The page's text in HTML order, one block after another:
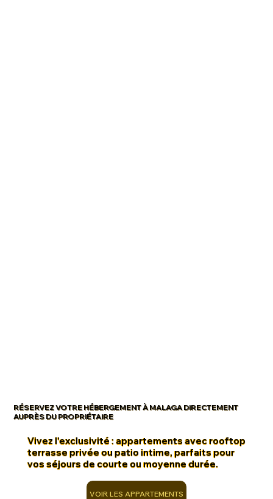
RÉSERVEZ VOTRE HÉBERGEMENT À MALAGA DIRECTEMENT
AUPRÈS DU PROPRIÉTAIRE
Vivez l'exclusivité : appartements avec rooftop
terrasse privée ou patio intime, parfaits pour
vos séjours de courte ou moyenne durée.
VOIR LES APPARTEMENTS